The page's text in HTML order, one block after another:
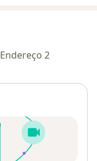
Endereço 2